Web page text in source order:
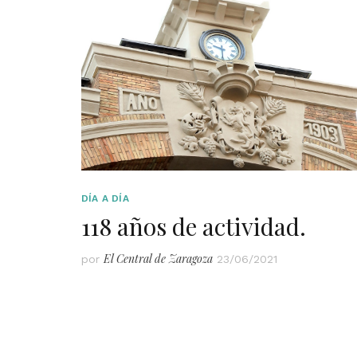
DÍA A DÍA
118 años de actividad.
por El Central de Zaragoza 23/06/2021